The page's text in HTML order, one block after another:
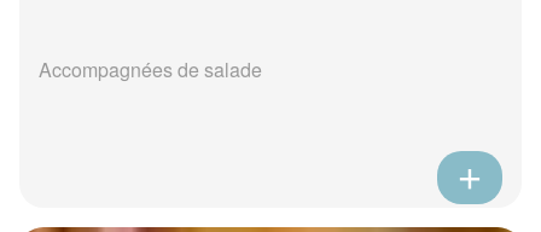
Accompagnées de salade